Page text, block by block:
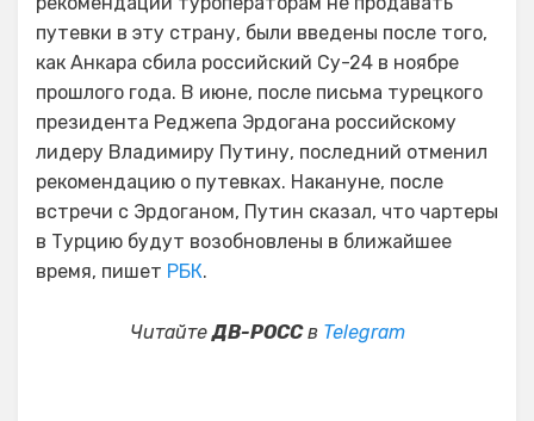
путевки в эту страну, были введены после того,
как Анкара сбила российский Су-24 в ноябре
прошлого года. В июне, после письма турецкого
президента Реджепа Эрдогана российскому
лидеру Владимиру Путину, последний отменил
рекомендацию о путевках. Накануне, после
встречи с Эрдоганом, Путин сказал, что чартеры
в Турцию будут возобновлены в ближайшее
время, пишет РБК.
ЧитайтеДВ-РОССв Telegram